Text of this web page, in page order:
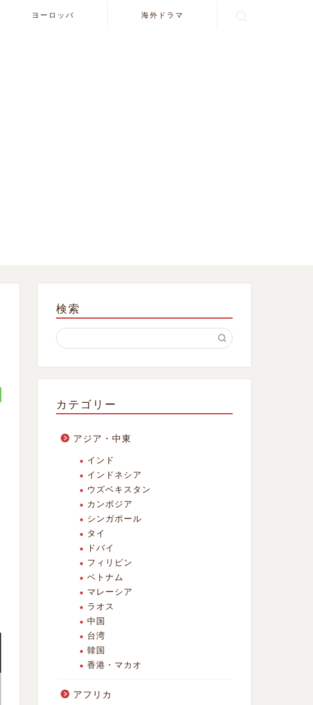
ヨーロッパ 海外ドラマ
検索
カテゴリー
アジア・中東
インド
インドネシア
ウズベキスタン
カンボジア
シンガポール
タイ
ドバイ
フィリピン
ベトナム
マレーシア
ラオス
中国
台湾
韓国
香港・マカオ
アフリカ